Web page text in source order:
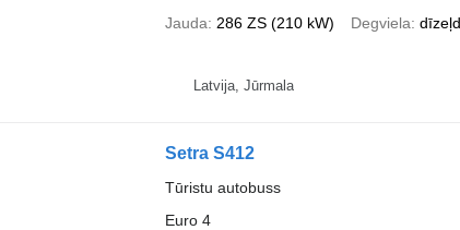
Jauda
286 ZS (210 kW) Degviela
Latvija, Jūrmala
Setra S412
Tūristu autobuss
Euro 4